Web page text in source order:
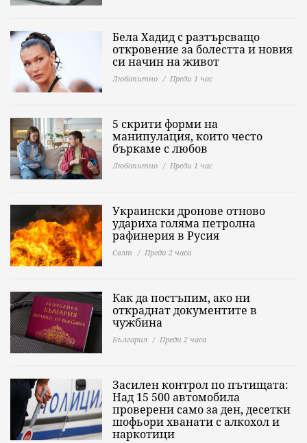
Бела Хадид с разтърсващо
откровение за болестта и новия
си начин на живот
Любопитно Преди 1 час
5 скрити форми на
манипулация, които често
бъркаме с любов
Любопитно Преди 1 час
Украински дронове отново
удариха голяма петролна
рафинерия в Русия
Свят Преди 2 часа
Как да постъпим, ако ни
откраднат документите в
чужбина
България Преди 2 часа
Засилен контрол по пътищата:
Над 15 500 автомобила
проверени само за ден, десетки
шофьори хванати с алкохол и
наркотици